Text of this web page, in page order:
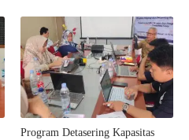
Program Detasering Kapasitas